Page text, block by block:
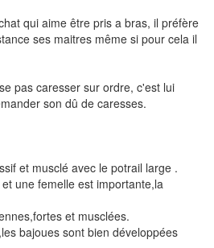
qui aime être pris a bras, il préfère
ses maitres même si pour cela il
pas caresser sur ordre, c'est lui
son dû de caresses.
et musclé avec le potrail large .
une femelle est importante,la
et musclées.
bajoues sont bien développées